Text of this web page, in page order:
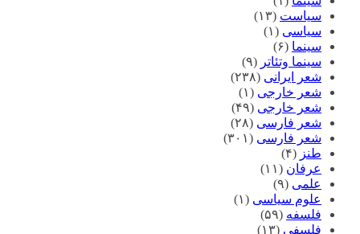
سیاست (۱۳)
سیاسی (۱)
سینما (۶)
سینما وتئاتر (۹)
شعر ایرانی (۲۳۸)
شعر خارجی (۱)
شعر خارجی (۴۹)
شعر فارسی (۲۸)
شعر فارسی (۳۰۱)
طنز (۴)
عرفان (۱۱)
علمی (۹)
علوم سیاسی (۱)
فلسفه (۵۹)
فلسفی (۱۳)